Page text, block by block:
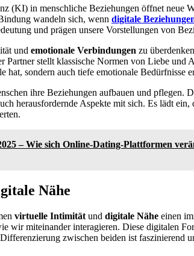
(KI) in menschliche Beziehungen öffnet neue
wandeln sich, wenn digitale
und prägen unsere Vorstellungen von
und emotionale Verbindungen zu
stellt klassische Normen von Liebe und
hat, sondern auch tiefe emotionale Bedürfnisse
ihre Beziehungen aufbauen und pflegen.
herausfordernde Aspekte mit sich. Es lädt
– Wie sich Online-Dating-Plattformen
Nähe
virtuelle Intimität und digitale Nähe einen
wir miteinander interagieren. Diese digitalen
zwischen beiden ist faszinierend